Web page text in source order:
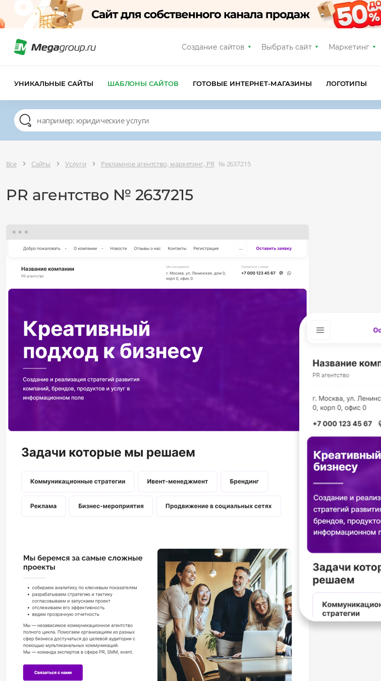
Создание сайтов Выбрать сайт Маркетинг
УНИКАЛЬНЫЕ САЙТЫ ШАБЛОНЫ САЙТОВ ГОТОВЫЕ ИНТЕРНЕТ-МАГАЗИНЫ ЛОГОТИПЫ
Все Сайты Услуги Рекламное агентство, маркетинг, PR № 2637215
PR агентство № 2637215